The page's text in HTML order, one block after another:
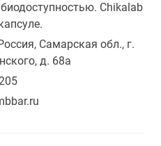
Chikalab
Самарская обл., г.
д. 68а